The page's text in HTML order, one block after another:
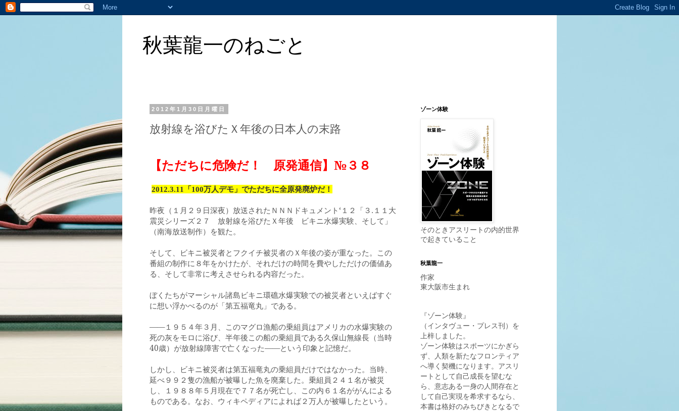
秋葉龍一のねごと
2012年1月30日月曜日
放射線を浴びたＸ年後の日本人の末路
【ただちに危険だ！ 原発通信】№３８
2012.3.11「100万人デモ」でただちに全原発廃炉だ！
昨夜（ １ 月 ２９ 日深夜）放送されたＮＮＮドキュメント‘ １２ 「 ３.１１ 大
震災シリーズ ２７
放射線を浴びたＸ年後 ビキニ水爆実験、そして」
（南海放送制作）を観た。
そして、ビキニ被災者とフクイチ被災者のＸ年後の姿が重なった。この
番組の制作に ８年をかけたが、それだけの時間を費やしただけの価値あ
る、そして非常に考えさせられる内容だった。
ぼくたちがマーシャル諸島ビキニ環礁水爆実験での被災者といえばすぐ
に想い浮かべるのが「第五福竜丸」である。
――１９５４年 ３ 月、このマグロ漁船の乗組員はアメリカの水爆実験の
死の灰をモロに浴び、 半年後この船の乗組員である久保山無線長（当時
40歳）が放射線障害で亡くなった――という印象と記憶だ。
しかし、ビキニ被災者は第五福竜丸の乗組員だけではなかった。当時、
延べ９９２隻の漁船が被曝した魚を廃棄した。乗組員２４１名が被災
し、
１９８８年５月現在で７７名が死亡し、この内６１名ががんによる
ものである。なお、ウィキペディアによれば２万人が被曝したという。
ゾーン体験
そのときアスリートの内的世界
で起きていること
秋葉龍一
作家
東大阪市生まれ
『ゾーン体験』
（インタヴュー・プレス刊）を
上梓しました。
ゾーン体験はスポーツにかぎら
ず、人類を新たなフロンティア
へ導く契機になります。アスリ
ートとして自己成長を望むな
ら、意志ある一身の人間存在と
して自己実現を希求するなら、
本書は格好のみちびきとなるで